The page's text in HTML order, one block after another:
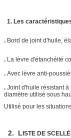
1. Les
. Bord de joint d'huile,
. La lèvre d'étanchéité
. Avec lèvre anti-
. Joint d'huile résistant
diamètre utilisé sous
Utilisé pour les
2. LISTE DE